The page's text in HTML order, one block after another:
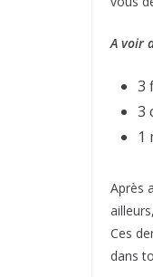
A voir
3
3
1
Après
Ces
dans